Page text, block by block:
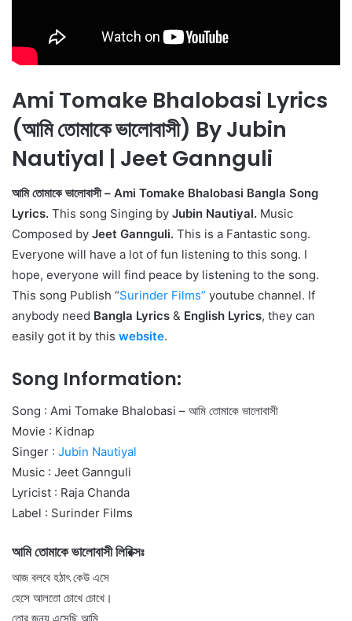
Ami Tomake Bhalobasi Lyrics
(আমি তোমাকে ভালোবাসী) By Jubin
Nautiyal | Jeet Gannguli
আমি তোমাকে ভালোবাসী – Ami Tomake Bhalobasi Bangla Song
Lyrics. This song Singing by Jubin Nautiyal. Music
Composed by Jeet Gannguli. This is a Fantastic song.
Everyone will have a lot of fun listening to this song. I
hope, everyone will find peace by listening to the song.
This song Publish “Surinder Films” youtube channel. If
anybody need Bangla Lyrics & English Lyrics, they can
easily got it by this website.
Song Information:
Song : Ami Tomake Bhalobasi – আমি তোমাকে ভালোবাসী
Movie : Kidnap
Singer : Jubin Nautiyal
Music : Jeet Gannguli
Lyricist : Raja Chanda
Label : Surinder Films
আমি তোমাকে ভালোবাসী লিরিক্সঃ
আজ বলবে হঠাৎ কেউ এসে
হেসে আলতো চোখে চোখে।